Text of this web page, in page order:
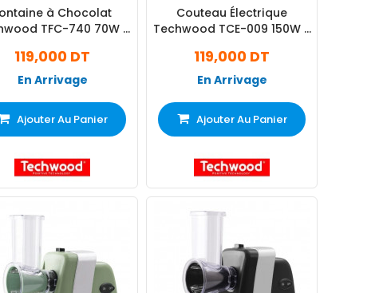
à Chocolat
TFC-740 70W -
119,000 DT
En Arrivage
Ajouter Au Panier
Couteau Électrique
Techwood TCE-009 150W -
119,000 DT
En Arrivage
Ajouter Au Panier